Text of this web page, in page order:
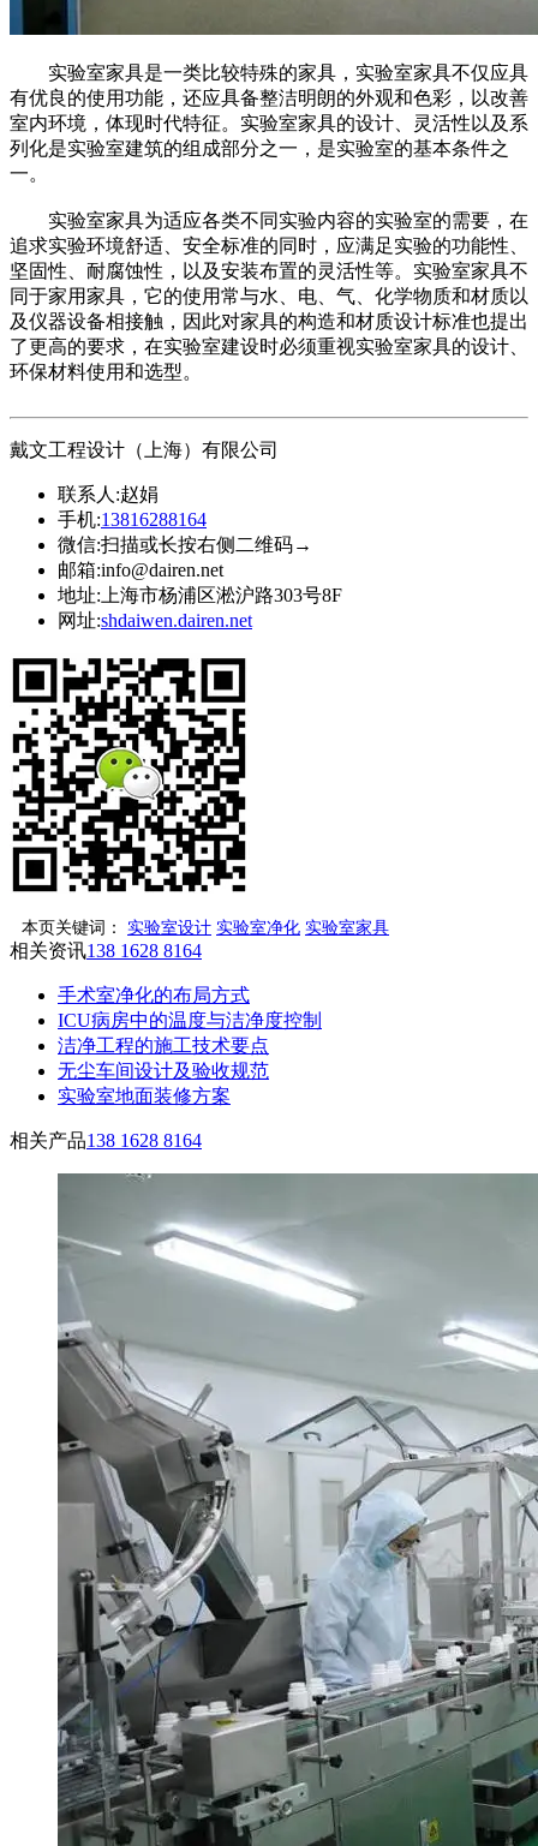
实验室家具是一类比较特殊的家具，实验室家具不仅应具
有优良的使用功能，还应具备整洁明朗的外观和色彩，以改善
室内环境，体现时代特征。实验室家具的设计、灵活性以及系
列化是实验室建筑的组成部分之一，是实验室的基本条件之
一。
实验室家具为适应各类不同实验内容的实验室的需要，在
追求实验环境舒适、安全标准的同时，应满足实验的功能性、
坚固性、耐腐蚀性，以及安装布置的灵活性等。实验室家具不
同于家用家具，它的使用常与水、电、气、化学物质和材质以
及仪器设备相接触，因此对家具的构造和材质设计标准也提出
了更高的要求，在实验室建设时必须重视实验室家具的设计、
环保材料使用和选型。
戴文工程设计（上海）有限公司
联系人:赵娟
手机:13816288164
微信:扫描或长按右侧二维码→
邮箱:info@dairen.net
地址: 上海市杨浦区淞沪路303号8F
网址:shdaiwen.dairen.net
本页关键词： 实验室设计 实验室净化 实验室家具
相关资讯138 1628 8164
手术室净化的布局方式
ICU病房中的温度与洁净度控制
洁净工程的施工技术要点
无尘车间设计及验收规范
实验室地面装修方案
相关产品138 1628 8164